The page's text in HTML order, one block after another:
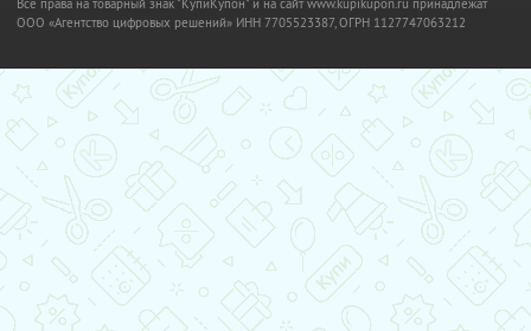
Все права на товарный знак "КупиКупон" и на сайт www.kupikupon.ru принадлежат
OOO «Агентство цифровых решений» ИНН 7705523387, ОГРН 1127747063212